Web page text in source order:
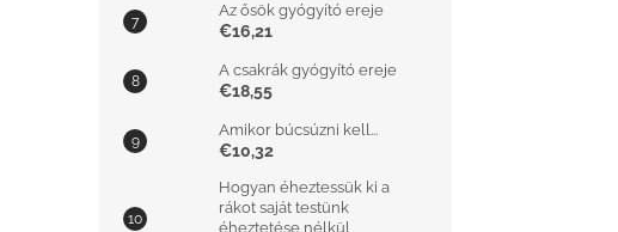
Az ősök gyógyító ereje
€16,21
A csakrák gyógyító ereje
€18,55
Amikor búcsúzni kell...
€10,32
Hogyan éheztessük ki a
rákot saját testünk
éheztetése nélkül